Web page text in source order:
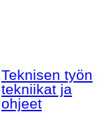
Teknisen työn
tekniikat ja
ohjeet